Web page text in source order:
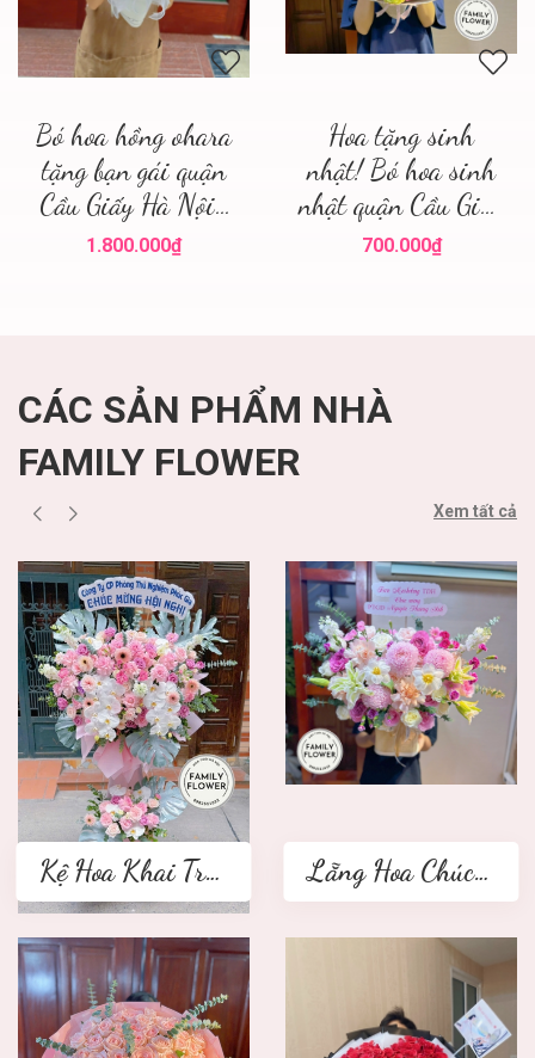
Bó hoa hồng ohara
tặng bạn gái quận
Cầu Giấy Hà Nội ,
điện hoa hà nội
1.800.000₫
Hoa tặng sinh
nhật! Bó hoa sinh
nhật quận Cầu Giấy
! Family flower hoa
700.000₫
CÁC SẢN PHẨM NHÀ
FAMILY FLOWER
Xem tất cả
Kệ Hoa Khai Trương 2 tầng Lẵng Hoa Chúc Mừng